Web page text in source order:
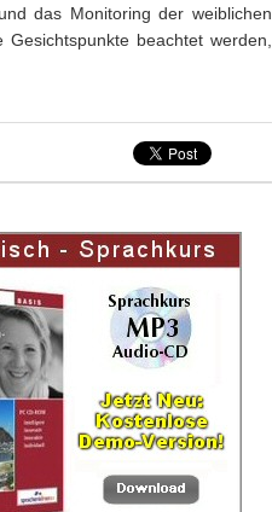
das Monitoring der weiblichen
beachtet werden,